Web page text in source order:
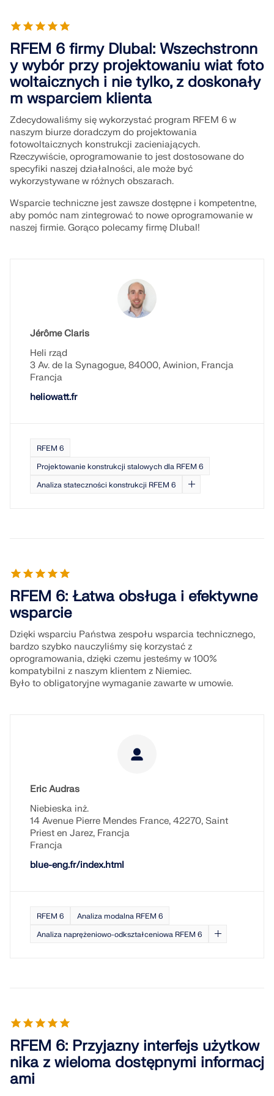
RWIND 3
Oprogramowanie CFD do cyfrowych tuneli
aerodynamicznych
Więcej informacji
Dlubal API
Odkryj API
Pierwsze kroki
Zastosowania
Obiekty modelu
konstrukcyjnej.
DOWIEDZ SIĘ WIĘCEJ
Narzędzie Geo-Zone
Usługa online Dlubal zapewnia mapy stref do
szybkiego określania obciążeń śniegiem, wiatrem i
sejsmiką.
Przestarzałe produkty
TECHNICZNEJ
UZYSKAJ BEZPŁATNĄ LICENCJĘ
SKONTAKTUJ SIĘ Z WSPARCIEM TECHNICZNYM
karierę na nowe wyżyny.
SPRAWDŹ OFERTY PRACY
RFEM 6 firmy Dlubal: Wszechstronn
y wybór przy projektowaniu wiat foto
woltaicznych i nie tylko, z doskonały
m wsparciem klienta
Zdecydowaliśmy się wykorzystać program RFEM 6 w
naszym biurze doradczym do projektowania
fotowoltaicznych konstrukcji zacieniających.
Rzeczywiście, oprogramowanie to jest dostosowane do
specyfiki naszej działalności, ale może być
wykorzystywane w różnych obszarach.
Wsparcie techniczne jest zawsze dostępne i kompetentne,
aby pomóc nam zintegrować to nowe oprogramowanie w
naszej firmie. Gorąco polecamy firmę Dlubal!
Jérôme Claris
Heli rząd
3 Av. de la Synagogue, 84000, Awinion, Francja
Francja
heliowatt.fr
RFEM 6
Projektowanie konstrukcji stalowych dla RFEM 6
Analiza stateczności konstrukcji RFEM 6
RFEM 6: Łatwa obsługa i efektywne
wsparcie
Dzięki wsparciu Państwa zespołu wsparcia technicznego,
bardzo szybko nauczyliśmy się korzystać z
oprogramowania, dzięki czemu jesteśmy w 100%
kompatybilni z naszym klientem z Niemiec.
Było to obligatoryjne wymaganie zawarte w umowie.
Eric Audras
Niebieska inż.
14 Avenue Pierre Mendes France, 42270, Saint
Priest en Jarez, Francja
Francja
blue-eng.fr/index.html
RFEM 6
Analiza modalna RFEM 6
Analiza naprężeniowo-odkształceniowa RFEM 6
RFEM 6: Przyjazny interfejs użytkow
nika z wieloma dostępnymi informacj
ami